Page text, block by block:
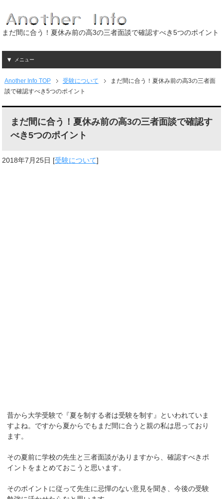
まだ間に合う！夏休み前の高3の三者面談で確認すべき5つのポイント
メニュー
Another Info TOP 受験について
まだ間に合う！夏休み前の高3の三者面
談で確認すべき5つのポイント
まだ間に合う！夏休み前の高3の三者面談で確認す
べき5つのポイント
2018年7月25日 [受験について]
昔から大学受験で『夏を制する者は受験を制す』といわれていま
すよね。ですから夏からでもまだ間に合うと親の私は思っており
ます。
その夏前に学校の先生と三者面談がありますから、確認すべきポ
イントをまとめておこうと思います。
そのポイントに従って先生に忌憚のない意見を聞き、今後の受験